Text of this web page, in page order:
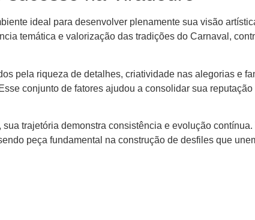
ideal para desenvolver plenamente sua visão
temática e valorização das tradições do Carnaval,
pela riqueza de detalhes, criatividade nas alegorias e
conjunto de fatores ajudou a consolidar sua
trajetória demonstra consistência e evolução
peça fundamental na construção de desfiles que